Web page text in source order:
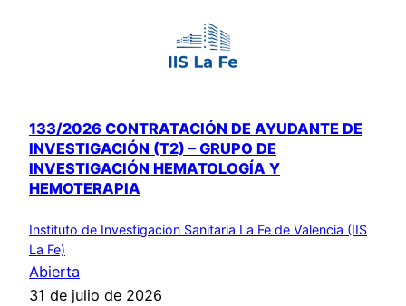
133/2026 CONTRATACIÓN DE AYUDANTE DE
INVESTIGACIÓN (T2) – GRUPO DE
INVESTIGACIÓN HEMATOLOGÍA Y
HEMOTERAPIA
Instituto de Investigación Sanitaria La Fe de Valencia (IIS
La Fe)
Abierta
31 de julio de 2026